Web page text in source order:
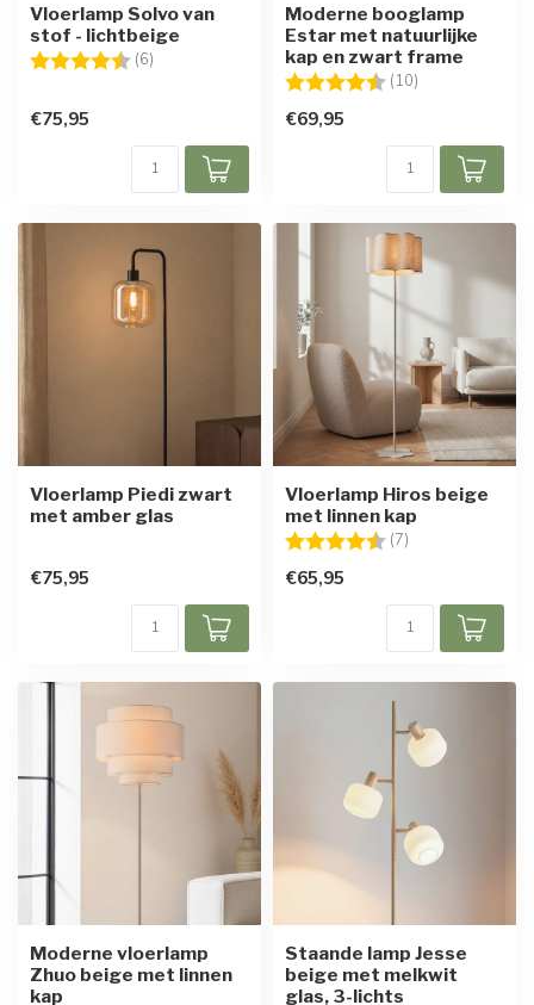
Vloerlamp Solvo van
stof - lichtbeige
Beoordeling: (6)
€75,95
Moderne booglamp
Estar met natuurlijke
kap en zwart frame
Beoordeling: (10)
€69,95
Vloerlamp Piedi zwart
met amber glas
€75,95
Vloerlamp Hiros beige
met linnen kap
Beoordeling: (7)
€65,95
Moderne vloerlamp
Zhuo beige met linnen
kap
Staande lamp Jesse
beige met melkwit
glas, 3-lichts